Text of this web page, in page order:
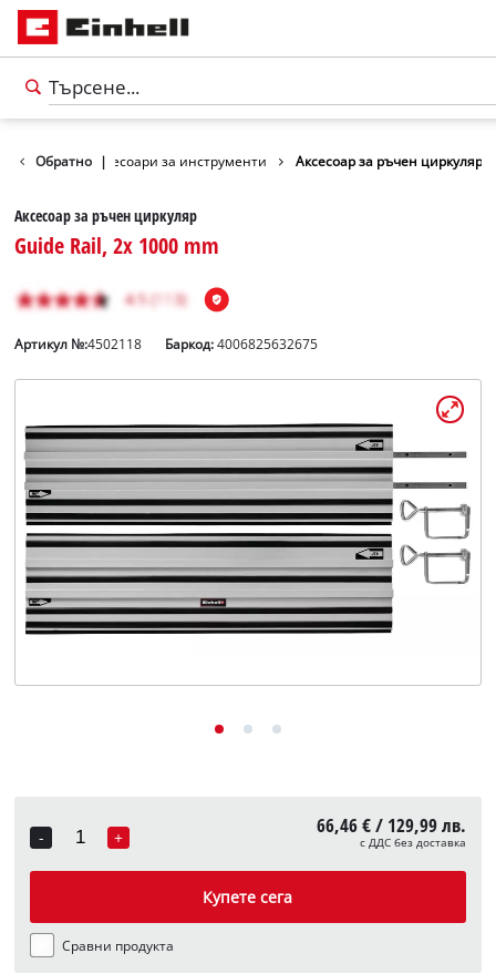
български
български
English
Обратно |
Аксесоари за инструменти Аксесоар за ръчен циркуляр
Аксесоар за ръчен циркуляр
Guide Rail, 2x 1000 mm
Артикул №:4502118 Баркод:4006825632675
-
Quantity
+ 66,46 € / 129,99 лв.
с ДДС без доставка
Купете сега
Сравни продукта